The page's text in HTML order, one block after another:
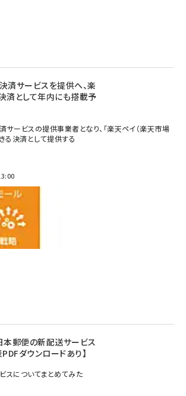
済サービスを提供へ、楽
済として年内にも搭載予
サービスの提供事業者となり、「楽天ペイ（楽天市場
る決済として提供する
本郵便の新配送サービス
ダウンロードあり】
スについてまとめてみた